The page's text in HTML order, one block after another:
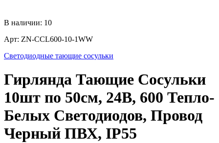
В наличии: 10
Арт: ZN-CCL600-10-1WW
Светодиодные тающие сосульки
Гирлянда Тающие Сосульки
10шт по 50см, 24В, 600 Тепло-
Белых Светодиодов, Провод
Черный ПВХ, IP55